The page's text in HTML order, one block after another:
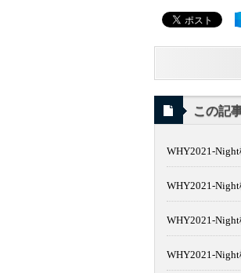
この記
WHY2021-
WHY2021-
WHY2021-
WHY2021-